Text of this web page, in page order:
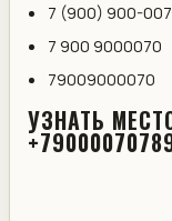
7 (900) 900-
7 900 9000070
79009000070
УЗНАТЬ